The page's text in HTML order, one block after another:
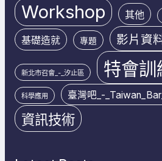
Workshop 其他
基礎造就 專題 影片資
新北市召會_-_汐止區 特會訓
科學應用 臺灣吧_-
資訊技術